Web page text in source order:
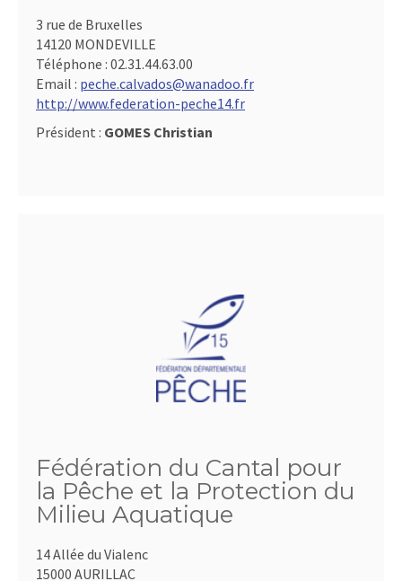
3 rue de Bruxelles
14120 MONDEVILLE
Téléphone : 02.31.44.63.00
Email : peche.calvados@wanadoo.fr
http://www.federation-peche14.fr
Président : GOMES Christian
Fédération du Cantal pour
la Pêche et la Protection du
Milieu Aquatique
14 Allée du Vialenc
15000 AURILLAC